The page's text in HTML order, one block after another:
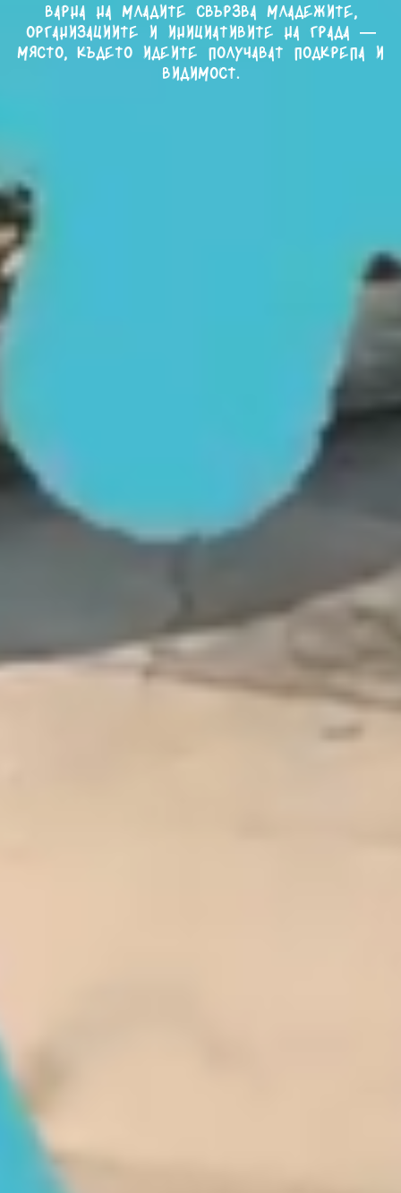
Варна на младите свързва младежите,
организациите и инициативите на града —
място, където идеите получават подкрепа и
видимост.